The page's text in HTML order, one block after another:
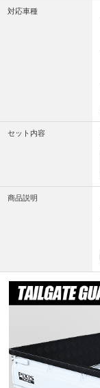
対応車種
セット内容
商品説明